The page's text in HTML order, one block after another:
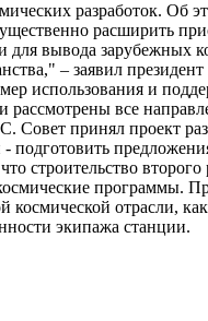
разработок. Об
расширить
вывода зарубежных
– заявил
использования и
все
принял проект
подготовить
строительство второго
программы.
космической отрасли,
экипажа станции.